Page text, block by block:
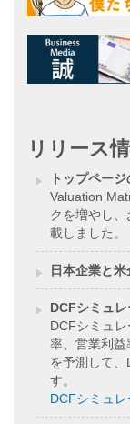
リリース
トップペー
Valuation
クを増やし
載しました。
日本企業と
DCFシミュ
DCFシミュ
率、営業利益
を予測して
す。
DCFシミュレ